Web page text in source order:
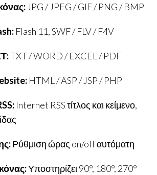
JPG / JPEG / GIF / PNG / BMP
Flash 11, SWF / FLV / F4V
TXT / WORD / EXCEL / PDF
HTML / ASP / JSP / PHP
Internet RSS τίτλος και κείμενο,
Ρύθμιση ώρας on/off αυτόματη
Υποστηρίζει 90°, 180°, 270°